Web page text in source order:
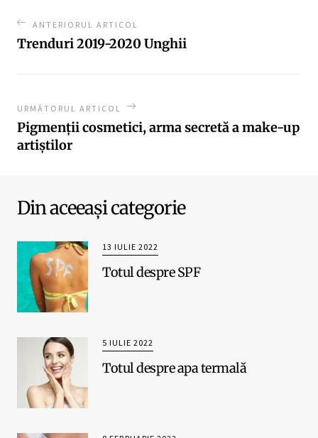
ANTERIORUL ARTICOL
Trenduri 2019-2020 Unghii
URMĂTORUL ARTICOL
Pigmenții cosmetici, arma secretă a make-up
artiștilor
Din aceeași categorie
13 IULIE 2022
Totul despre SPF
5 IULIE 2022
Totul despre apa termală